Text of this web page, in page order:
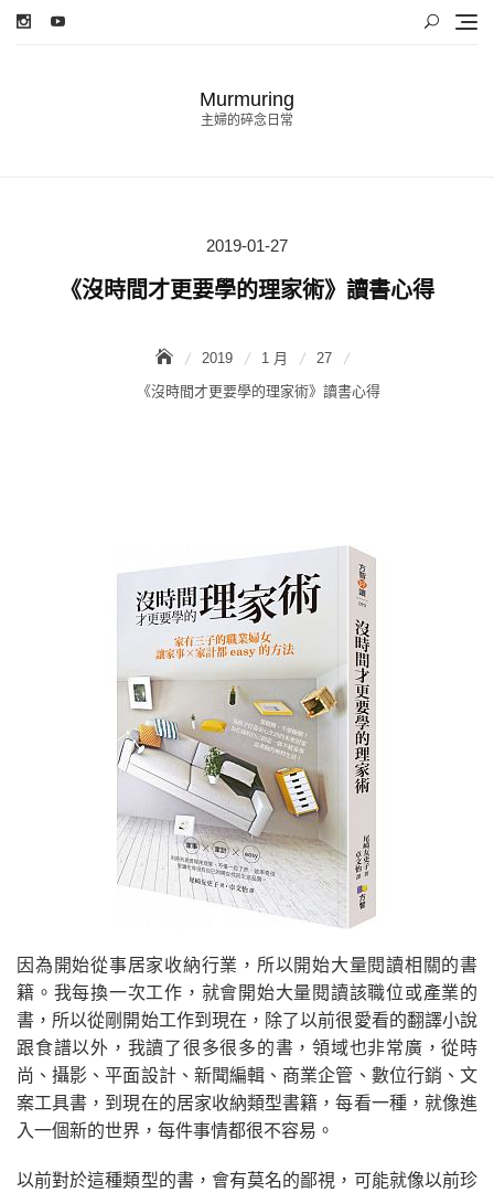
Skip
Murmuring
主婦的碎念日常
Posted
on
2019-01-27
《沒時間才更要學的理家術》讀書心得
2019 1 月
27
《沒時間才更要學的理家術》讀書心得
因為開始從事居家收納行業，所以開始大量閱讀相關的書
籍。我每換一次工作，就會開始大量閱讀該職位或產業的
書，所以從剛開始工作到現在，除了以前很愛看的翻譯小說
跟食譜以外，我讀了很多很多的書，領域也非常廣，從時
尚、攝影、平面設計、新聞編輯、商業企管、數位行銷、文
案工具書，到現在的居家收納類型書籍，每看一種，就像進
入一個新的世界，每件事情都很不容易。
以前對於這種類型的書，會有莫名的鄙視，可能就像以前珍